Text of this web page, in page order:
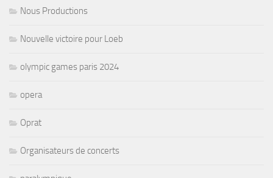
Nous Productions
Nouvelle victoire pour Loeb
olympic games paris 2024
opera
Oprat
Organisateurs de concerts